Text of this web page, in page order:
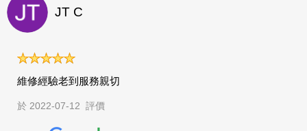
JT C
維修經驗老到服務親切
於 2022-07-12 評價